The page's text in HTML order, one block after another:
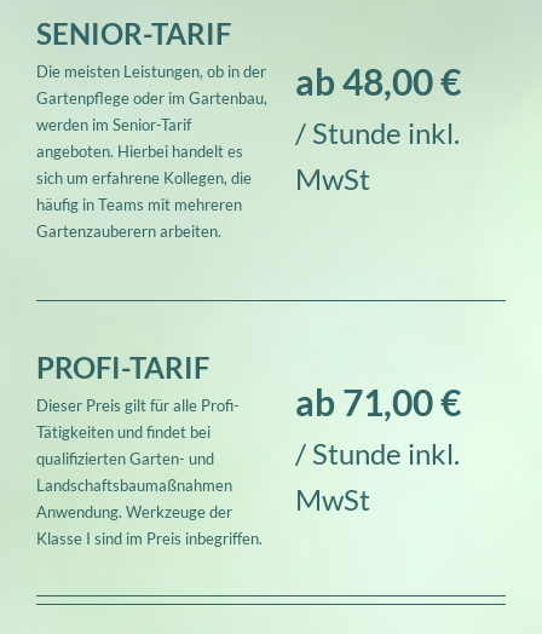
SENIOR-TARIF
Die meisten Leistungen, ob in der
Gartenpflege oder im Gartenbau,
werden im Senior-Tarif
angeboten. Hierbei handelt es
sich um erfahrene Kollegen, die
häufig in Teams mit mehreren
Gartenzauberern arbeiten.
ab 48,00 €
/ Stunde inkl.
MwSt
PROFI-TARIF
Dieser Preis gilt für alle Profi-
Tätigkeiten und findet bei
qualifizierten Garten- und
Landschaftsbaumaßnahmen
Anwendung. Werkzeuge der
Klasse I sind im Preis inbegriffen.
ab 71,00 €
/ Stunde inkl.
MwSt